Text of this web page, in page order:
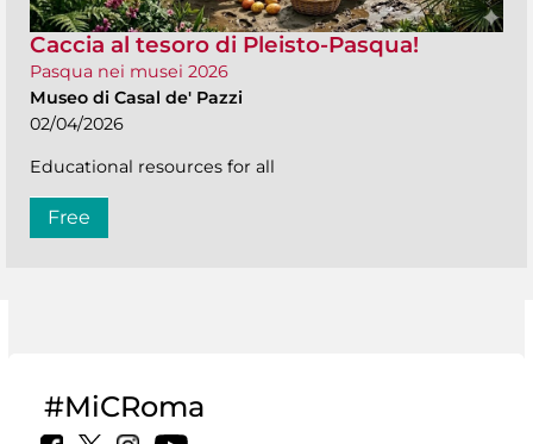
Caccia al tesoro di Pleisto-Pasqua!
Pasqua nei musei 2026
Museo di Casal de' Pazzi
02/04/2026
Educational resources for all
Free
#MiCRoma